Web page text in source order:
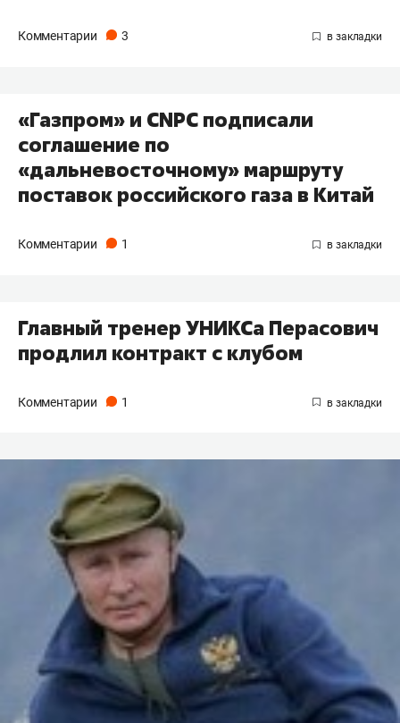
Комментарии 3
«Газпром» и CNPC подписали
соглашение по
«дальневосточному» маршруту
поставок российского газа в Китай
Комментарии 1
Главный тренер УНИКСа Перасович
продлил контракт с клубом
Комментарии 1